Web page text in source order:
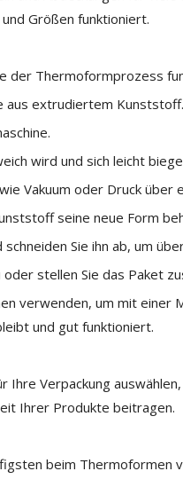
Größen funktioniert.
der Thermoformprozess
aus extrudiertem Kunststoff.
wird und sich leicht
Vakuum oder Druck über
seine neue Form
Sie ihn ab, um
stellen Sie das Paket
verwenden, um mit
und gut funktioniert.
Ihre Verpackung
Ihrer Produkte beitragen.
beim